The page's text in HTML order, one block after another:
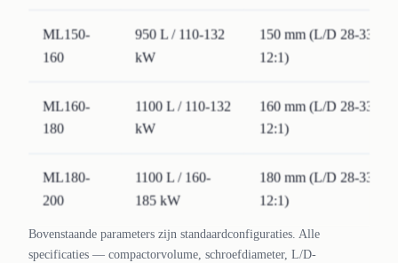
ML150-
160
950 L / 110-132
kW
150 mm (L/D 28-33:1)
12:1)
ML160-
180
1100 L / 110-132
kW
160 mm (L/D 28-33:1)
12:1)
ML180-
200
1100 L / 160-
185 kW
180 mm (L/D 28-33:1)
12:1)
Bovenstaande parameters zijn standaardconfiguraties. Alle
specificaties — compactorvolume, schroefdiameter, L/D-